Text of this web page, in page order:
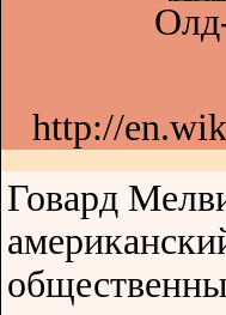
http://
Говард